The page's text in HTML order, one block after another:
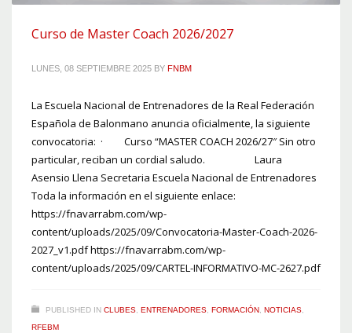
Curso de Master Coach 2026/2027
LUNES, 08 SEPTIEMBRE 2025 BY FNBM
La Escuela Nacional de Entrenadores de la Real Federación
Española de Balonmano anuncia oficialmente, la siguiente
convocatoria: · Curso “MASTER COACH 2026/27″ Sin otro
particular, reciban un cordial saludo. Laura
Asensio Llena Secretaria Escuela Nacional de Entrenadores
Toda la información en el siguiente enlace:
https://fnavarrabm.com/wp-
content/uploads/2025/09/Convocatoria-Master-Coach-2026-
2027_v1.pdf https://fnavarrabm.com/wp-
content/uploads/2025/09/CARTEL-INFORMATIVO-MC-2627.pdf
PUBLISHED IN CLUBES ENTRENADORES FORMACIÓN NOTICIAS
RFEBM